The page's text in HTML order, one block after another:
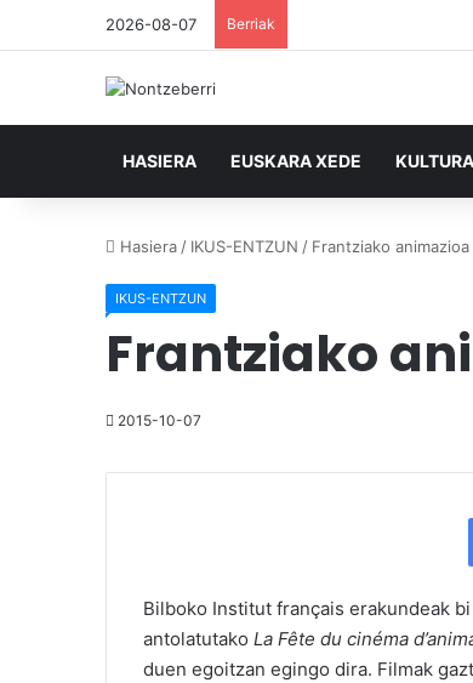
2026-08-07 Berriak
HASIERA EUSKARA XEDE
Hasiera / IKUS-ENTZUN / Frantziako
IKUS-ENTZUN
Frantziako
2015-10-07
Bilboko Institut français erakundeak
antolatutako La Fête du cinéma
duen egoitzan egingo dira. Filmak